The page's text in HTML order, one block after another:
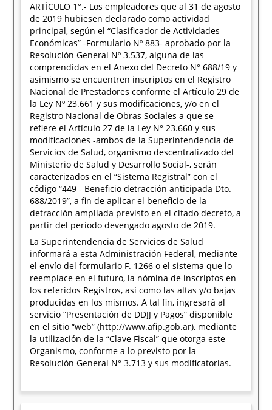
ARTÍCULO 1°.- Los empleadores que al 31 de agosto
de 2019 hubiesen declarado como actividad
principal, según el “Clasificador de Actividades
Económicas” -Formulario Nº 883- aprobado por la
Resolución General Nº 3.537, alguna de las
comprendidas en el Anexo del Decreto N° 688/19 y
asimismo se encuentren inscriptos en el Registro
Nacional de Prestadores conforme el Artículo 29 de
la Ley Nº 23.661 y sus modificaciones, y/o en el
Registro Nacional de Obras Sociales a que se
refiere el Artículo 27 de la Ley N° 23.660 y sus
modificaciones -ambos de la Superintendencia de
Servicios de Salud, organismo descentralizado del
Ministerio de Salud y Desarrollo Social-, serán
caracterizados en el “Sistema Registral” con el
código “449 - Beneficio detracción anticipada Dto.
688/2019”, a fin de aplicar el beneficio de la
detracción ampliada previsto en el citado decreto, a
partir del período devengado agosto de 2019.
La Superintendencia de Servicios de Salud
informará a esta Administración Federal, mediante
el envío del formulario F. 1266 o el sistema que lo
reemplace en el futuro, la nómina de inscriptos en
los referidos Registros, así como las altas y/o bajas
producidas en los mismos. A tal fin, ingresará al
servicio “Presentación de DDJJ y Pagos” disponible
en el sitio “web” (http://www.afip.gob.ar), mediante
la utilización de la “Clave Fiscal” que otorga este
Organismo, conforme a lo previsto por la
Resolución General N° 3.713 y sus modificatorias.